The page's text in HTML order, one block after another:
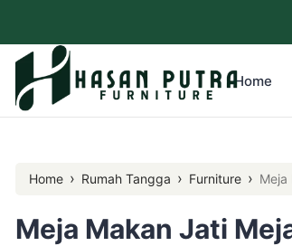
Home
Home › Rumah Tangga › Furniture › Meja
Meja Makan Jati